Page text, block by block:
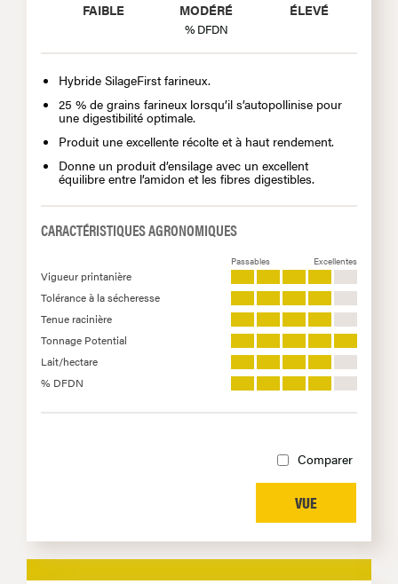
FAIBLE MODÉRÉ ÉLEVÉ
% DFDN
Hybride SilageFirst farineux.
25 % de grains farineux lorsqu’il s’autopollinise pour
une digestibilité optimale.
Produit une excellente récolte et à haut rendement.
Donne un produit d’ensilage avec un excellent
équilibre entre l’amidon et les fibres digestibles.
CARACTÉRISTIQUES AGRONOMIQUES
Passables Excellentes
Vigueur printanière
Tolérance à la sécheresse
Tenue racinière
Tonnage Potential
Lait/hectare
% DFDN
Comparer
VUE